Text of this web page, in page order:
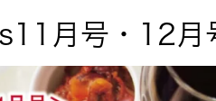
月号・12月